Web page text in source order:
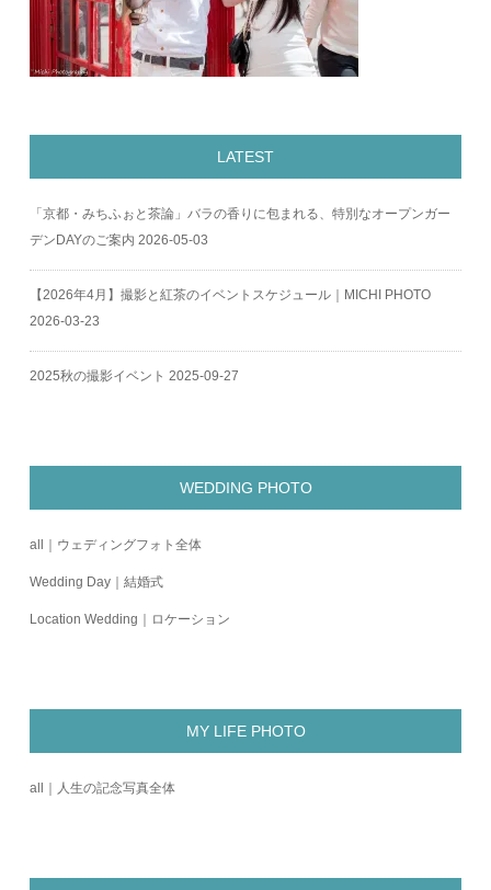
LATEST
「京都・みちふぉと茶論」バラの香りに包まれる、特別なオープンガー
デンDAYのご案内 2026-05-03
【2026年4月】撮影と紅茶のイベントスケジュール｜MICHI PHOTO
2026-03-23
2025秋の撮影イベント 2025-09-27
WEDDING PHOTO
all｜ウェディングフォト全体
Wedding Day｜結婚式
Location Wedding｜ロケーション
MY LIFE PHOTO
all｜人生の記念写真全体